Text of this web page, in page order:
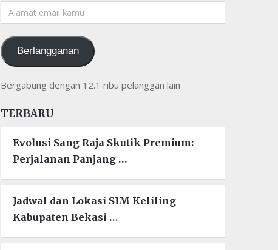
Alamat
email
Berlangganan
Bergabung dengan 12.1 ribu pelanggan lain
TERBARU
Evolusi Sang Raja Skutik Premium:
Perjalanan Panjang …
Jadwal dan Lokasi SIM Keliling
Kabupaten Bekasi …